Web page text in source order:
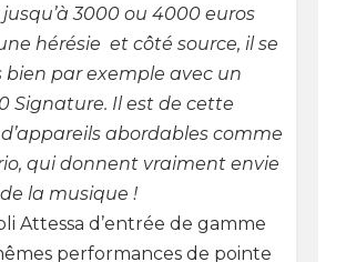
3000 ou 4000 euros
hérésie et côté source, il se
bien par exemple avec un
Signature. Il est de cette
abordables comme
qui donnent vraiment envie
la musique !
Attessa d’entrée de gamme
performances de pointe